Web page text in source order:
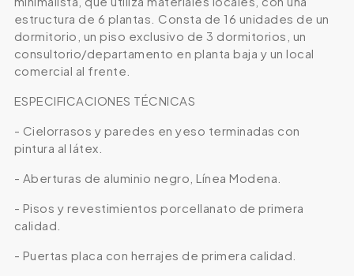
estructura de 6 plantas. Consta de 16 unidades de un
dormitorio, un piso exclusivo de 3 dormitorios, un
consultorio/departamento en planta baja y un local
comercial al frente.
ESPECIFICACIONES TÉCNICAS
- Cielorrasos y paredes en yeso terminadas con
pintura al látex.
- Aberturas de aluminio negro, Línea Modena.
- Pisos y revestimientos porcellanato de primera
calidad.
- Puertas placa con herrajes de primera calidad.